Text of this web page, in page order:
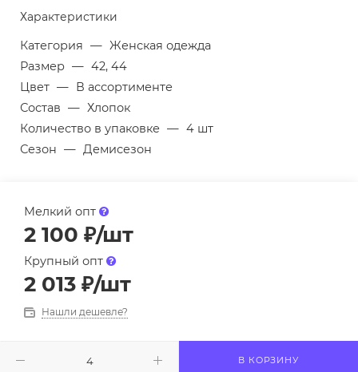
Характеристики
Категория — Женская одежда
Размер — 42, 44
Цвет — В ассортименте
Состав — Хлопок
Количество в упаковке — 4 шт
Сезон — Демисезон
Мелкий опт
2 100 ₽/шт
Крупный опт
2 013 ₽/шт
Нашли дешевле?
В КОРЗИНУ